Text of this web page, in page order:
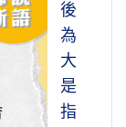
後
為
大
是
指